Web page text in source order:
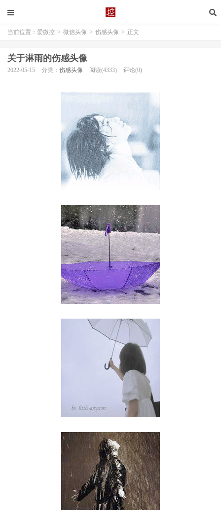
当前位置： 爱微控 > 微信头像 > 伤感头像 > 正文
关于淋雨的伤感头像
2022-05-15 分类： 伤感头像 阅读(4333) 评论(0)